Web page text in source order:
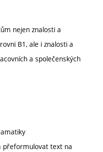
nejen znalosti a
B1, ale i znalosti a
a společenských
přeformulovat text na